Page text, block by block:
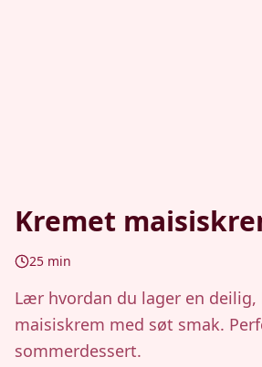
Kremet
25 min
Lær hvordan du lager en deilig,
maisiskrem med søt smak.
sommerdessert.